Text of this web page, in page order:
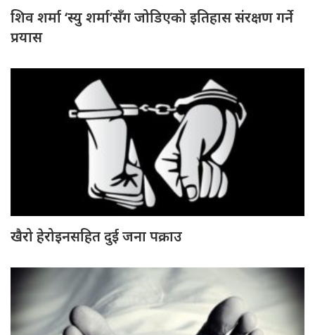
शिव शर्मा ‘स्यु शर्मा’सँग जोडिएको इतिहास संरक्षण गर्ने
प्रयास
खैरो हेरोइनसहित दुई जना पक्राउ